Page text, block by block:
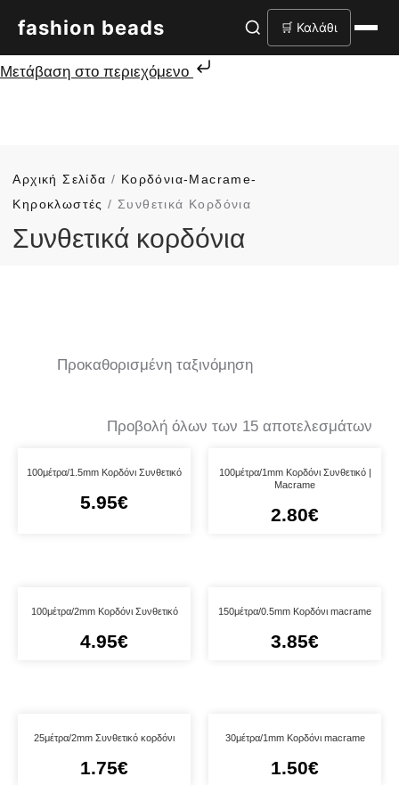
fashion beads 🛒 Καλάθι
Μετάβαση στο περιεχόμενο
Αρχική Σελίδα / Κορδόνια-Macrame-
Κηροκλωστές / Συνθετικά Κορδόνια
Συνθετικά κορδόνια
Προβολή όλων των 15 αποτελεσμάτων
100μέτρα/1.5mm Κορδόνι Συνθετικό
5.95€
100μέτρα/1mm Κορδόνι Συνθετικό |
Macrame
2.80€
100μέτρα/2mm Κορδόνι Συνθετικό
4.95€
150μέτρα/0.5mm Κορδόνι macrame
3.85€
25μέτρα/2mm Συνθετικό κορδόνι
1.75€
30μέτρα/1mm Κορδόνι macrame
1.50€